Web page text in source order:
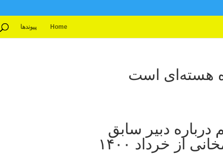
Home پیوندها
درباره دبیر سابق
شورای عالی امنیت ملی/ علی شمخانی از خرداد ۱۴۰۰